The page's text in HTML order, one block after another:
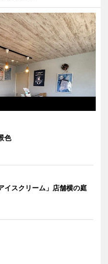
色
イスクリーム」店舗横の庭